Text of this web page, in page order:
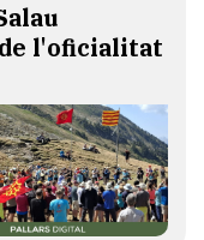
l'oficialitat